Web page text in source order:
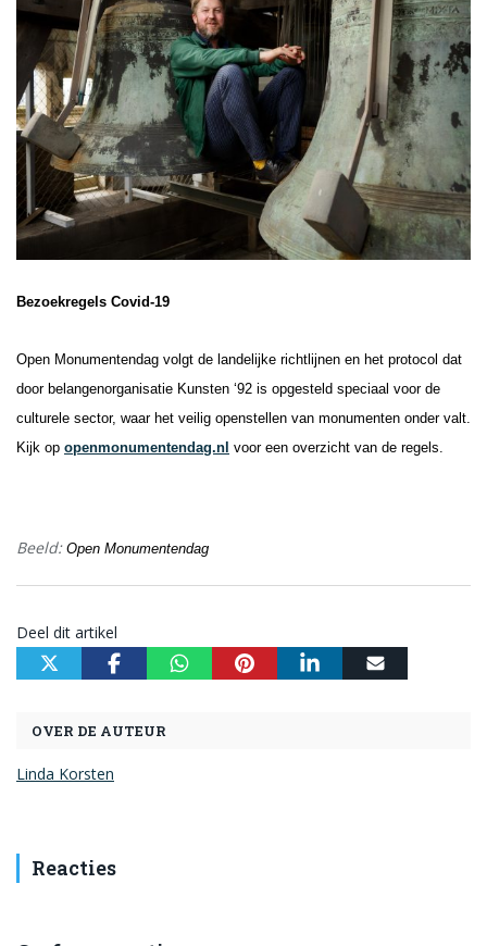
Bezoekregels Covid-19
Open Monumentendag volgt de landelijke richtlijnen en het protocol dat
door belangenorganisatie Kunsten ‘92 is opgesteld speciaal voor de
culturele sector, waar het veilig openstellen van monumenten onder valt.
Kijk op openmonumentendag.nl voor een overzicht van de regels.
Beeld: Open Monumentendag
Deel dit artikel
OVER DE AUTEUR
Linda Korsten
Reacties